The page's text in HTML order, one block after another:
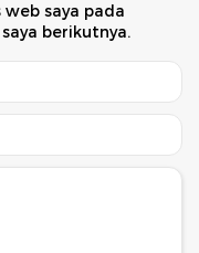
saya pada
berikutnya.